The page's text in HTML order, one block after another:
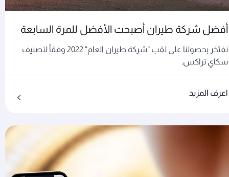
أفضل شركة طيران أصبحت الأفضل للمرة السابعة
نفتخر بحصولنا على لقب "شركة طيران العام" 2022 وفقاً لتصنيف
سكاي تراكس.
اعرف المزيد